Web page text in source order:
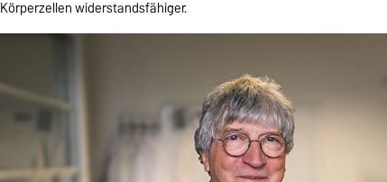
Körperzellen widerstandsfähiger.